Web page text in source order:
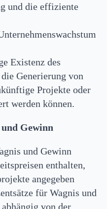
und die effiziente
Existenz des
Generierung von
Projekte oder
werden können.
Gewinn
und Gewinn
enthalten,
angegeben
für Wagnis und
von der